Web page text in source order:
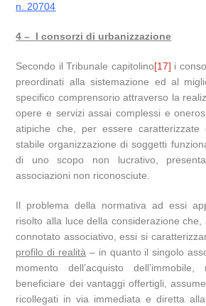
n. 20704
4 – I consorzi di urbanizzazione
Secondo il Tribunale capitolino[17] i
preordinati alla sistemazione ed al
specifico comprensorio attraverso la
opere e servizi assai complessi e
atipiche che, per essere caratterizzate
stabile organizzazione di soggetti
di uno scopo non lucrativo,
associazioni non riconosciute.
Il problema della normativa ad essi
risolto alla luce della considerazione che,
connotato associativo, essi si
profilo di realità – in quanto il singolo
momento dell’acquisto
beneficiare dei vantaggi offertigli,
ricollegati in via immediata e diretta